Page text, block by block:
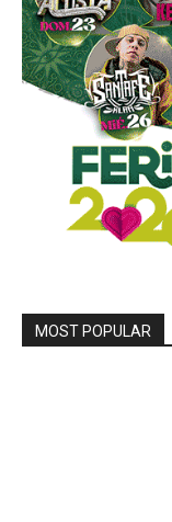
MOST POPULAR